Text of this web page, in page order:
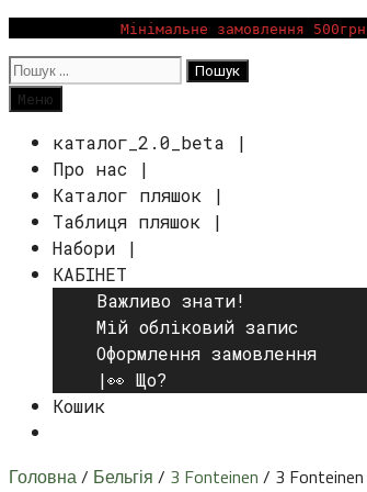
до
вмісту
Мінімальне замовлення
Пошук:
Пошук
Меню
каталог_2.0_beta |
Про нас |
Каталог пляшок |
Таблиця пляшок |
Набори |
КАБІНЕТ
Важливо знати!
Мій обліковий запис
Оформлення замовлення
|👀 Що?
Кошик
Головна/ Бельгія / 3 Fonteinen / 3